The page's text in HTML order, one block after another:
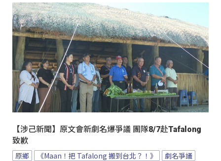
【涉己新聞】原文會新劇名爆爭議 團隊8/7赴Tafalong
致歉
原鄉 《Maan！把 Tafalong 搬到台北？！》
劇名爭議